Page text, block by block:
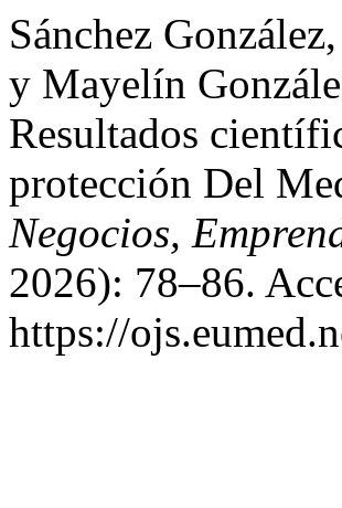
Sánchez
y Mayelín
Resultados
protección Del
Negocios,
2026): 78–86.
https://